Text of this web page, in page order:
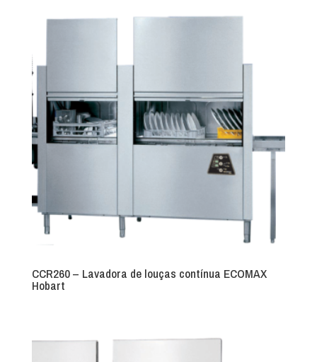
CCR260 – Lavadora de louças contínua ECOMAX
Hobart